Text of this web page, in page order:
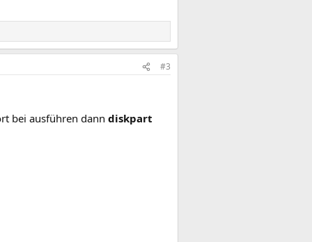
#3
bei ausführen dann diskpart